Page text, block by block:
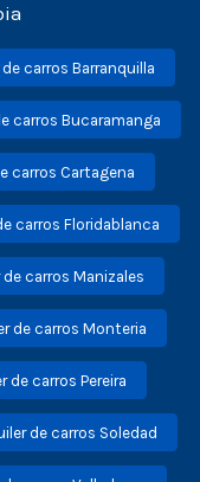
carros Barranquilla
carros Bucaramanga
carros Cartagena
carros Floridablanca
de carros Manizales
de carros Monteria
de carros Pereira
de carros Soledad